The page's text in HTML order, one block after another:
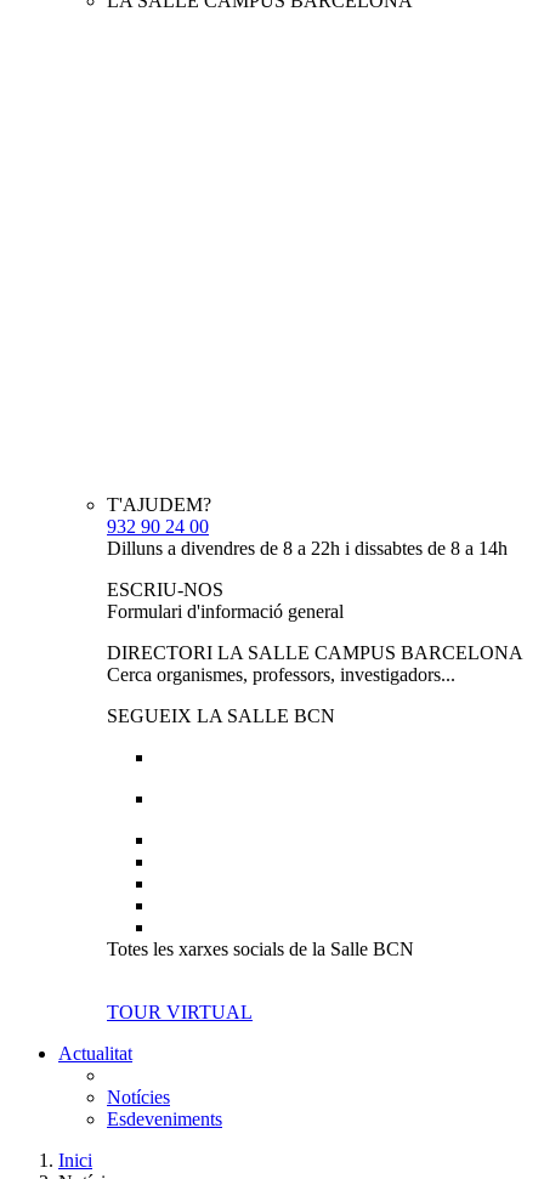
T'AJUDEM?
932 90 24 00
Dilluns a divendres de 8 a 22h i dissabtes de 8 a 14h
ESCRIU-NOS
Formulari d'informació general
DIRECTORI LA SALLE CAMPUS BARCELONA
Cerca organismes, professors, investigadors...
SEGUEIX LA SALLE BCN
Totes les xarxes socials de la Salle BCN
TOUR VIRTUAL
Actualitat
Notícies
Esdeveniments
Inici